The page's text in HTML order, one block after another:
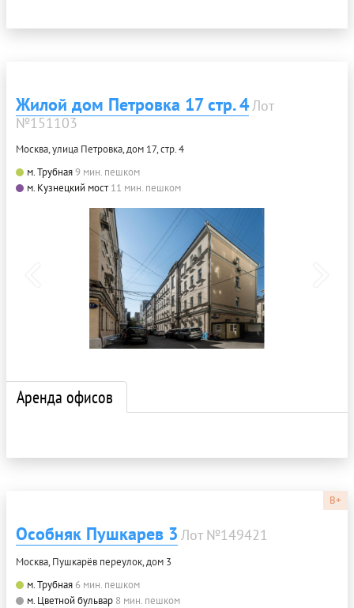
Жилой дом Петровка 17 стр. 4Лот
№151103
Москва, улица Петровка, дом 17, стр. 4
м. Трубная9 мин. пешком
м. Кузнецкий мост 11 мин. пешком
Аренда офисов
B+
Особняк Пушкарев 3 Лот №149421
Москва, Пушкарёв переулок, дом 3
м. Трубная 6 мин. пешком
м. Цветной бульвар 8 мин. пешком